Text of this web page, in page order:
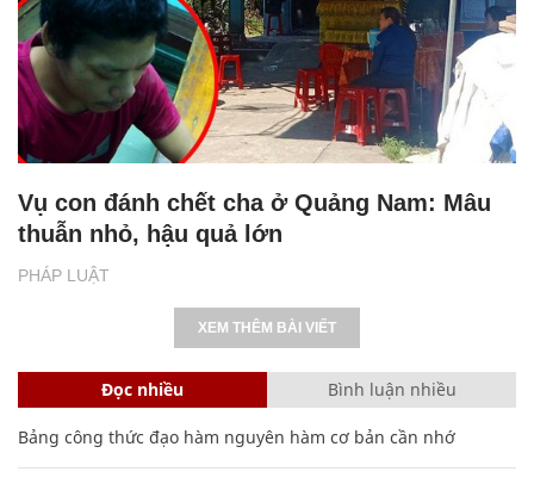
PHÁP LUẬT
Vụ con đánh chết cha ở Quảng Nam: Mâu
thuẫn nhỏ, hậu quả lớn
XEM THÊM BÀI VIẾT
Đọc nhiều Bình luận nhiều
Bảng công thức đạo hàm nguyên hàm cơ bản cần nhớ